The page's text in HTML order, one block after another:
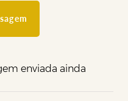
enviada ainda